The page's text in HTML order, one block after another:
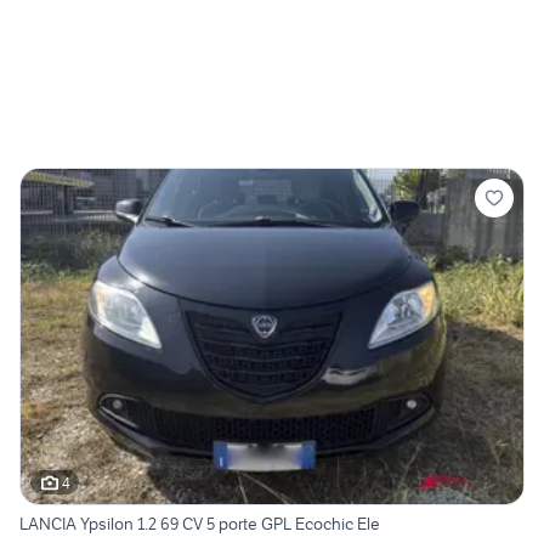
4
LANCIA Ypsilon 1.2 69 CV 5 porte GPL Ecochic Ele